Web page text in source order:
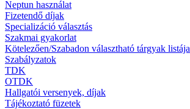
Neptun használat
Fizetendő díjak
Specializáció választás
Szakmai gyakorlat
Kötelezően/Szabadon választható tárgyak listája
Szabályzatok
TDK
OTDK
Hallgatói versenyek, díjak
Tájékoztató füzetek